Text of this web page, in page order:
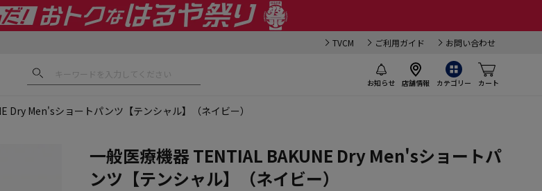
TVCM ご利用ガイド お問い合わせ
お知らせ 店舗情報 カテゴリー カート
Dry Men'sショートパンツ【テンシャル】（ネイビー）
一般医療機器 TENTIAL BAKUNE Dry Men'sショートパ
ンツ【テンシャル】（ネイビー）